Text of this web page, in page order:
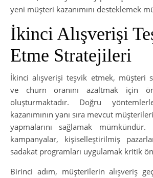
yeni müşteri kazanımını desteklemek
İkinci Alışverişi
Etme Stratejileri
İkinci alışverişi teşvik etmek, müşteri
ve churn oranını azaltmak için
oluşturmaktadır. Doğru
kazanımının yanı sıra mevcut
yapmalarını sağlamak
kampanyalar, kişiselleştirilmiş
sadakat programları uygulamak kritik
Birinci adım, müşterilerin alışveriş